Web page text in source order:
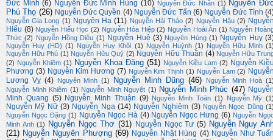
Đức Minh (6) Nguyễn Đức Minh Hùng (10) Nguyễn Đức Nhân (1) Nguyễn
Phú Thọ (26) Nguyễn Đức Quyền (4) Nguyễn Đức Tấn (6) Nguyễn Đức Tình
Nguyễn Gia Long (1) Nguyên Hạ (11) Nguyễn Hải Thảo (2) Nguyễn Hậu (2)
Hiếu (8) Nguyễn Hiếu Học (2) Nguyễn Hòa Hiệp (2) Nguyễn Hoài Ân (1) Nguyễn
Thức (2) Nguyễn Hồng Diệu (1) Nguyễn Huệ (3) Nguyên Hùng (1) Nguyễn Huy
Nguyễn Huy (HD) (1) Nguyễn Huy Khôi (1) Nguyễn Huỳnh (1) Nguyễn Hữu Minh
Nguyễn Hữu Phú (1) Nguyễn Hữu Quý (2) Nguyễn Hữu Thuần (4) Nguyễn Hữu
(2) Nguyễn Khiêm (1) Nguyễn Khoa Đăng (51) Nguyễn Kiều Lam (2) Nguyễn
Phương (3) Nguyễn Kim Hương (7) Nguyễn Kim Thịnh (1) Nguyễn Lam (2)
Lương Vỵ (4) Nguyên Minh (1) Nguyễn Minh Dũng (46) Nguyễn Minh Hoà
Nguyễn Minh Khiêm (1) Nguyễn Minh Nguyệt (1) Nguyễn Minh Phúc (47)
Minh Quang (5) Nguyễn Minh Thuận (9) Nguyễn Minh Toàn (1) Nguyễn Mỳ
Nguyễn Mỹ Nữ (3) Nguyễn Nga (14) Nguyễn Nghiêm (3) Nguyễn Ngọc Dũng
Nguyễn Ngọc Đặng (1) Nguyễn Ngọc Hà (4) Nguyễn Ngọc Hưng (6) Nguyễn
Minh Anh (1) Nguyễn Ngọc Thơ (31) Nguyễn Ngọc Tư (5) Nguyễn Nguy
(21) Nguyễn Nguyên Phượng (69) Nguyễn Nhật Hùng (4) Nguyễn Như